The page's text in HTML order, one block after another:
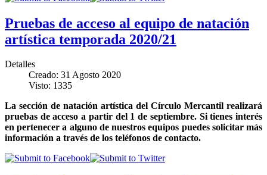
Pruebas de acceso al equipo de natación
artística temporada 2020/21
Detalles
Creado: 31 Agosto 2020
Visto: 1335
La sección de natación artística del Círculo Mercantil realizará
pruebas de acceso a partir del 1 de septiembre. Si tienes interés
en pertenecer a alguno de nuestros equipos puedes solicitar más
información a través de los teléfonos de contacto.